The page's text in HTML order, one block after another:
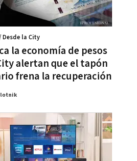
la economía de pesos
alertan que el tapón
frena la recuperación
Desde la City